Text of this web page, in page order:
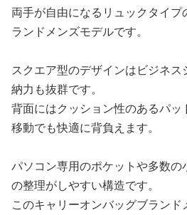
両手が自由になるリュックタイ
ランドメンズモデルです。
スクエア型のデザインはビジネ
納力も抜群です。
背面にはクッション性のあるパ
移動でも快適に背負えます。
パソコン専用のポケットや多数
の整理がしやすい構造です。
このキャリーオンバッグブラン